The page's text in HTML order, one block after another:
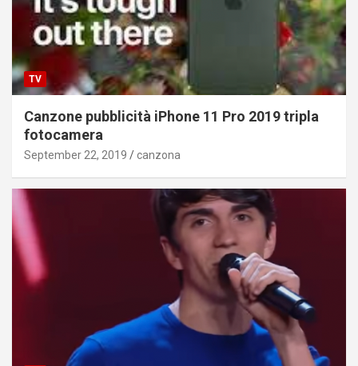
TV
Canzone pubblicità iPhone 11 Pro 2019 tripla
fotocamera
September 22, 2019 canzona